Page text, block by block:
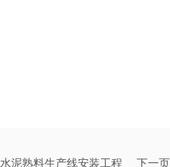
泥熟料生产线安装工程 下一页